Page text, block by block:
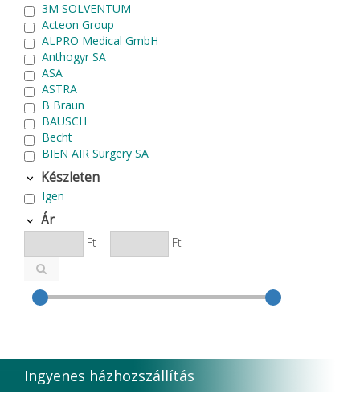
3M SOLVENTUM
Acteon Group
ALPRO Medical GmbH
Anthogyr SA
ASA
ASTRA
B Braun
BAUSCH
Becht
BIEN AIR Surgery SA
Bode Chemie
Cardex
Carlo de Giorgi srl
CATTANI SpA
CAVEX
Cefla S.C.
CEMM Dental High Tech Ltd.
Coxo Medical Instrument Co. Ltd.
Degradable Solutions AG
DELTA RT.
Készleten
Igen
Ár
Ft - Ft
Ingyenes házhozszállítás